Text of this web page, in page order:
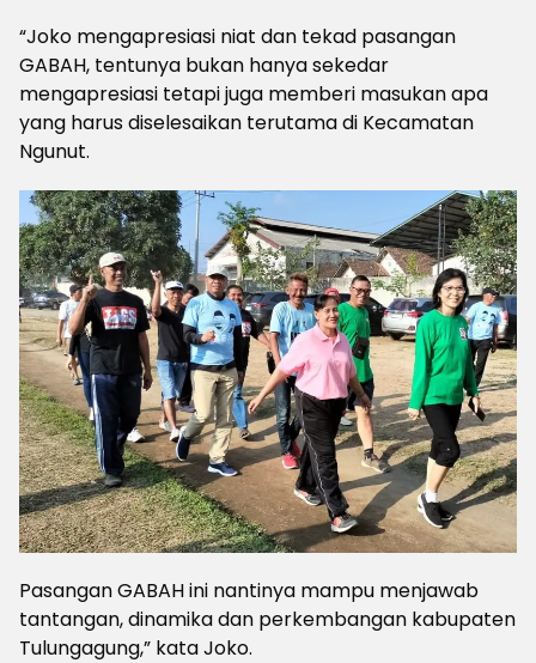
“Joko mengapresiasi niat dan tekad pasangan
GABAH, tentunya bukan hanya sekedar
mengapresiasi tetapi juga memberi masukan apa
yang harus diselesaikan terutama di Kecamatan
Ngunut.
Pasangan GABAH ini nantinya mampu menjawab
tantangan, dinamika dan perkembangan kabupaten
Tulungagung,” kata Joko.